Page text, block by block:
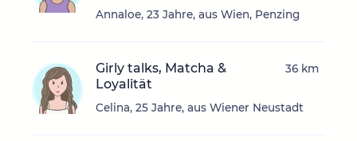
Annaloe, 23 Jahre, aus Wien, Penzing
Girly talks, Matcha &
Loyalität
Celina, 25 Jahre, aus Wiener Neustadt
36 km